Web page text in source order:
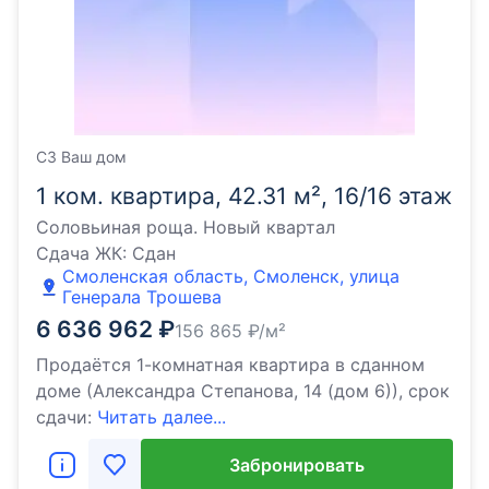
1 ком. квартира, 42.31 м², 16/16 этаж
Соловьиная роща. Новый квартал
Сдача ЖК: Сдан
Смоленская область, Смоленск, улица
Генерала Трошева
6 636 962 ₽156 865 ₽/м²
Продаётся 1-комнатная квартира в сданном
доме (Александра Степанова, 14 (дом 6)), срок
сдачи: Читать далее...
СЗ Ваш дом
Забронировать